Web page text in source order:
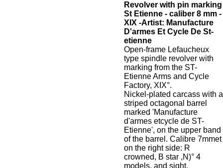
Revolver with pin marking
St Etienne - caliber 8 mm -
XIX -Artist: Manufacture
D'armes Et Cycle De St-
etienne
Open-frame Lefaucheux
type spindle revolver with
marking from the ST-
Etienne Arms and Cycle
Factory, XIX°.
Nickel-plated carcass with a
striped octagonal barrel
marked 'Manufacture
d'armes etcycle de ST-
Etienne', on the upper band
of the barrel. Calibre 7mmet
on the right side: R
crowned, B star ,N)° 4
models, and sight.